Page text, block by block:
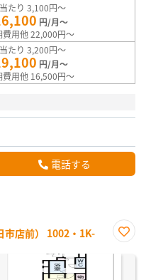
たり 3,100円～
円/月～
費用他 22,000円～
たり 3,200円～
円/月～
費用他 16,500円～
電話する
市店前） 1002・1K-
に入